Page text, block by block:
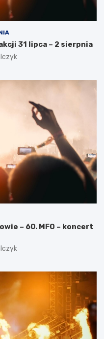
31 lipca – 2 sierpnia
– 60. MFO – koncert